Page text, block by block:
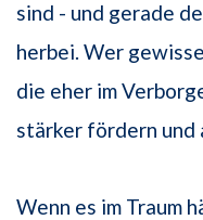
sind - und gerade
herbei. Wer
die eher im
stärker fördern und
Wenn es im Traum